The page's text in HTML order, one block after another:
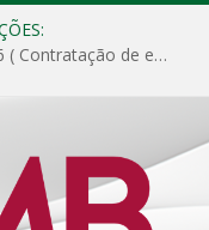
DISPENSA DE LICITAÇÃO Nº 003/2026 ( Contratação de empresa para fornecimento de gêneros alimentícios não perecíveis, materiais de expediente, descartáveis, copa e cozinha, para análise e posterior publicação.)